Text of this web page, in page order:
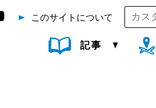
このサイトについて
記事